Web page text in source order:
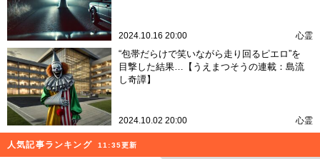
2024.10.16 20:00 心霊
“包帯だらけで笑いながら走り回るピエロ”を
目撃した結果…【うえまつそうの連載：島流
し奇譚】
2024.10.02 20:00 心霊
人気記事ランキング 11:35更新